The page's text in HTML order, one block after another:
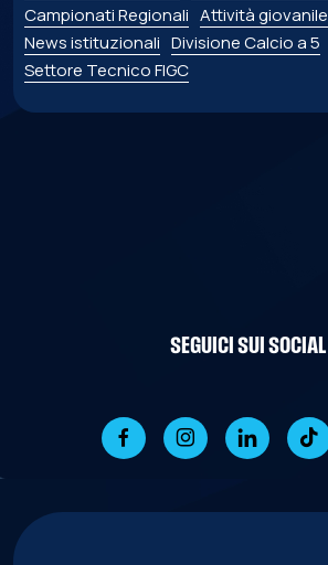
Campionati Regionali Attività giovanile
News istituzionali Divisione Calcio a 5
Settore Tecnico FIGC
SEGUICI SUI SOCIAL